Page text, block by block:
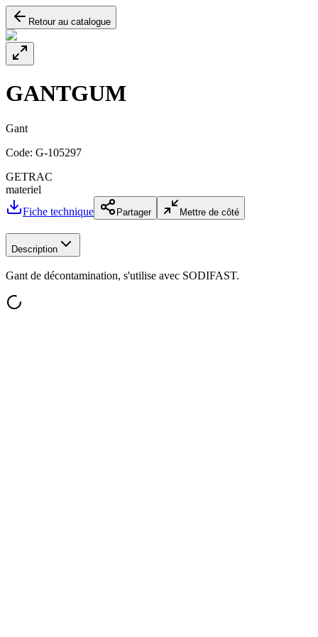
Retour au catalogue
GANTGUM
Gant
Code: G-105297
GETRAC
materiel
Fiche technique
Partager Mettre de côté
Description
Gant de décontamination, s'utilise avec SODIFAST.